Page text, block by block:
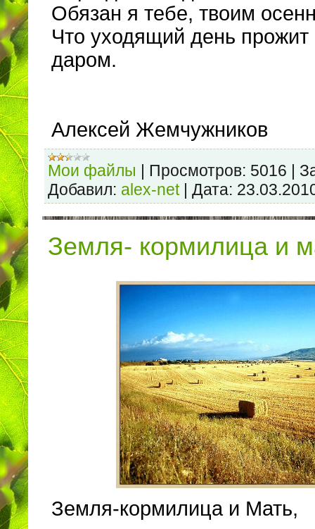
Обязан я тебе, твоим
Что уходящий день
даром.
Алексей Жемчужников
Мои файлы | Просмотров: 5016 |
Добавил: alex-net| Дата:
Земля- кормилица и
Земля-кормилица и Мать,